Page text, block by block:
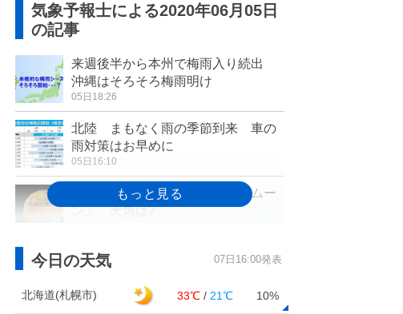
気象予報士による2020年06月05日
の記事
来週後半から本州で梅雨入り続出
沖縄はそろそろ梅雨明け
05日18:26
北陸 まもなく雨の季節到来 車の
雨対策はお早めに
05日16:10
今夜 昇る月は「ストロベリームー
ン」 天気は?
今年初の真夏日200地点超 岐阜県
05日15:37
今日の天気 07日16:00発表
北海道(札幌市) 33℃ / 21℃ 10%